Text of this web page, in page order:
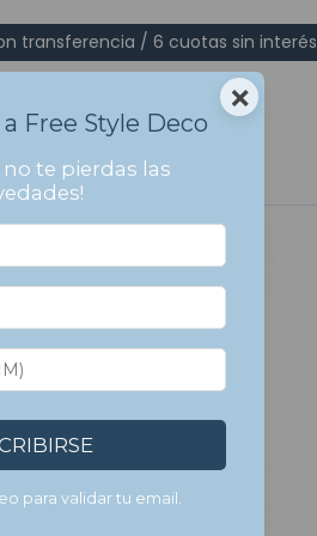
transferencia / 6 cuotas sin interés
×
Free Style Deco
no te pierdas las
para validar tu email.